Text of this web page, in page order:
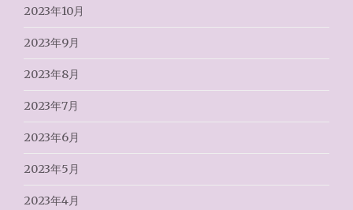
2023年10月
2023年9月
2023年8月
2023年7月
2023年6月
2023年5月
2023年4月